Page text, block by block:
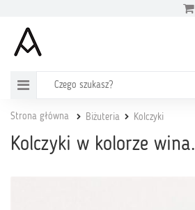
Strona główna Biżuteria Kolczyki
Kolczyki w kolorze wina.